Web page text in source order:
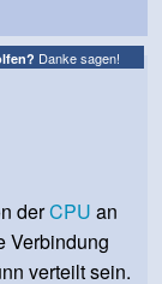
Danke sagen!
derCPU an
Verbindung
verteilt sein.